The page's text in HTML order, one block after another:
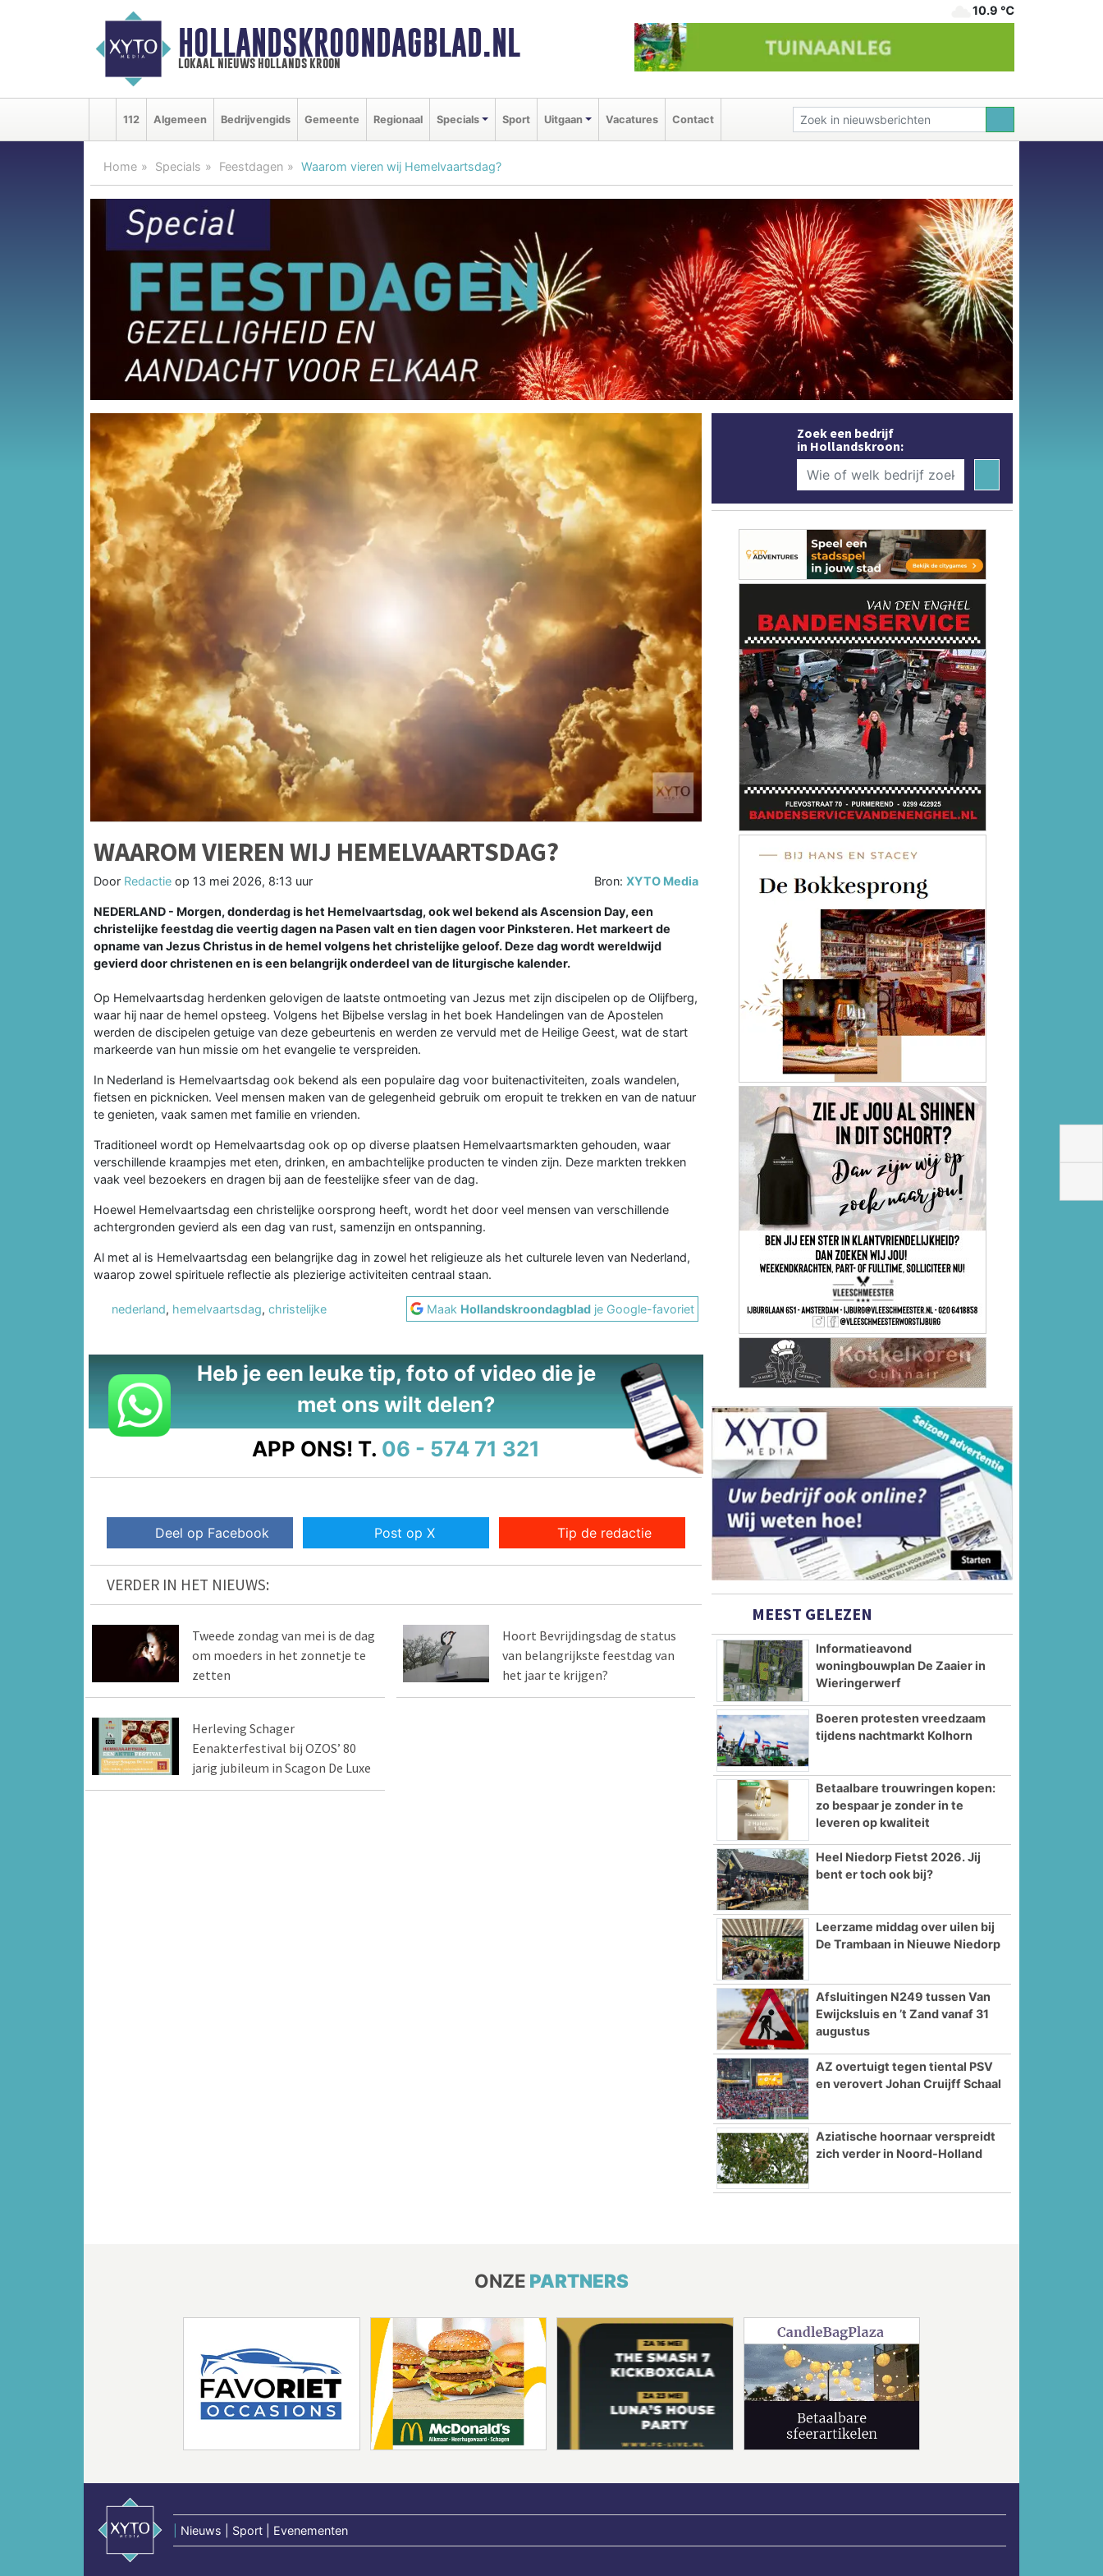
HOLLANDSKROONDAGBLAD.NL
lokaal nieuws hollands kroon
10.9 ℃
112 Algemeen Bedrijvengids Gemeente Regionaal Specials Sport Uitgaan Vacatures Contact
Home Specials Feestdagen Waarom vieren wij Hemelvaartsdag?
WAAROM VIEREN WIJ HEMELVAARTSDAG?
Door Redactie op 13 mei 2026, 8:13 uur Bron:XYTO Media
NEDERLAND - Morgen, donderdag is het Hemelvaartsdag, ook wel bekend als Ascension Day, een
christelijke feestdag die veertig dagen na Pasen valt en tien dagen voor Pinksteren. Het markeert de
opname van Jezus Christus in de hemel volgens het christelijke geloof. Deze dag wordt wereldwijd
gevierd door christenen en is een belangrijk onderdeel van de liturgische kalender.
Op Hemelvaartsdag herdenken gelovigen de laatste ontmoeting van Jezus met zijn discipelen op de Olijfberg,
waar hij naar de hemel opsteeg. Volgens het Bijbelse verslag in het boek Handelingen van de Apostelen
werden de discipelen getuige van deze gebeurtenis en werden ze vervuld met de Heilige Geest, wat de start
markeerde van hun missie om het evangelie te verspreiden.
In Nederland is Hemelvaartsdag ook bekend als een populaire dag voor buitenactiviteiten, zoals wandelen,
fietsen en picknicken. Veel mensen maken van de gelegenheid gebruik om eropuit te trekken en van de natuur
te genieten, vaak samen met familie en vrienden.
Traditioneel wordt op Hemelvaartsdag ook op op diverse plaatsen Hemelvaartsmarkten gehouden, waar
verschillende kraampjes met eten, drinken, en ambachtelijke producten te vinden zijn. Deze markten trekken
vaak veel bezoekers en dragen bij aan de feestelijke sfeer van de dag.
Hoewel Hemelvaartsdag een christelijke oorsprong heeft, wordt het door veel mensen van verschillende
achtergronden gevierd als een dag van rust, samenzijn en ontspanning.
Al met al is Hemelvaartsdag een belangrijke dag in zowel het religieuze als het culturele leven van Nederland,
waarop zowel spirituele reflectie als plezierige activiteiten centraal staan.
nederland, hemelvaartsdag, christelijke Maak Hollandskroondagblad je Google-favoriet
Heb je een leuke tip, foto of video die je
met ons wilt delen?
APP ONS! T. 06 - 574 71 321
Deel op Facebook Post op X Tip de redactie
VERDER IN HET NIEUWS:
Tweede zondag van mei is de dag
om moeders in het zonnetje te
zetten
Hoort Bevrijdingsdag de status
van belangrijkste feestdag van
het jaar te krijgen?
Herleving Schager
Eenakterfestival bij OZOS’ 80
jarig jubileum in Scagon De Luxe
Zoek een bedrijf
in Hollandskroon:
MEEST GELEZEN
Informatieavond
woningbouwplan De Zaaier in
Wieringerwerf
Boeren protesten vreedzaam
tijdens nachtmarkt Kolhorn
Betaalbare trouwringen kopen:
zo bespaar je zonder in te
leveren op kwaliteit
Heel Niedorp Fietst 2026. Jij
bent er toch ook bij?
Leerzame middag over uilen bij
De Trambaan in Nieuwe Niedorp
Afsluitingen N249 tussen Van
Ewijcksluis en ’t Zand vanaf 31
augustus
AZ overtuigt tegen tiental PSV
en verovert Johan Cruijff Schaal
Aziatische hoornaar verspreidt
zich verder in Noord-Holland
ONZE PARTNERS
Nieuws | Sport | Evenementen